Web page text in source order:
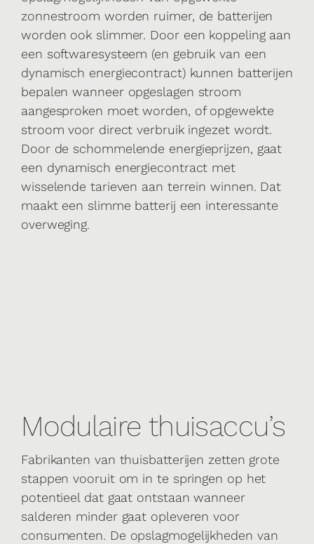
zonnestroom worden ruimer, de batterijen
worden ook slimmer. Door een koppeling aan
een softwaresysteem (en gebruik van een
dynamisch energiecontract) kunnen batterijen
bepalen wanneer opgeslagen stroom
aangesproken moet worden, of opgewekte
stroom voor direct verbruik ingezet wordt.
Door de schommelende energieprijzen, gaat
een dynamisch energiecontract met
wisselende tarieven aan terrein winnen. Dat
maakt een slimme batterij een interessante
overweging.
Modulaire thuisaccu’s
Fabrikanten van thuisbatterijen zetten grote
stappen vooruit om in te springen op het
potentieel dat gaat ontstaan wanneer
salderen minder gaat opleveren voor
consumenten. De opslagmogelijkheden van